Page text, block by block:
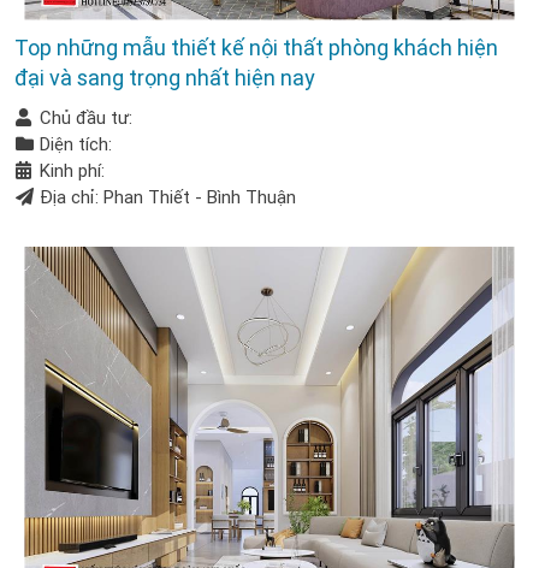
Top những mẫu thiết kế nội thất phòng khách hiện
đại và sang trọng nhất hiện nay
Chủ đầu tư:
Diện tích:
Kinh phí:
Địa chỉ: Phan Thiết - Bình Thuận